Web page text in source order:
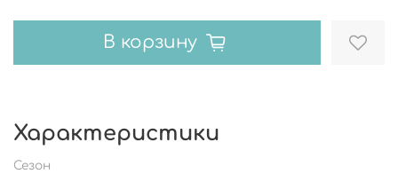
В корзину
Характеристики
Сезон